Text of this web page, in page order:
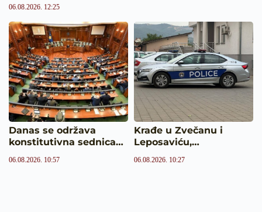
06.08.2026. 12:25
Danas se održava
konstitutivna sednica…
06.08.2026. 10:57
Krađe u Zvečanu i
Leposaviću,…
06.08.2026. 10:27